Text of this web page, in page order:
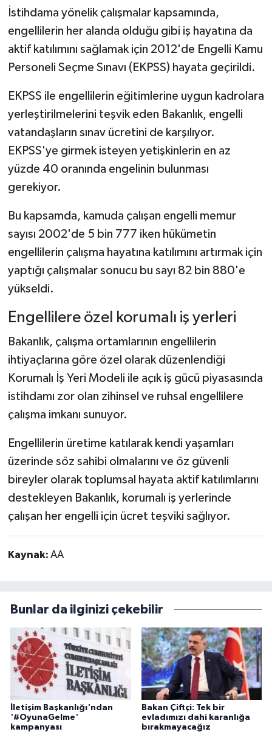
İstihdama yönelik çalışmalar kapsamında,
engellilerin her alanda olduğu gibi iş hayatına da
aktif katılımını sağlamak için 2012'de Engelli Kamu
Personeli Seçme Sınavı (EKPSS) hayata geçirildi.
EKPSS ile engellilerin eğitimlerine uygun kadrolara
yerleştirilmelerini teşvik eden Bakanlık, engelli
vatandaşların sınav ücretini de karşılıyor.
EKPSS'ye girmek isteyen yetişkinlerin en az
yüzde 40 oranında engelinin bulunması
gerekiyor.
Bu kapsamda, kamuda çalışan engelli memur
sayısı 2002'de 5 bin 777 iken hükümetin
engellilerin çalışma hayatına katılımını artırmak için
yaptığı çalışmalar sonucu bu sayı 82 bin 880'e
yükseldi.
⁠Engellilere özel korumalı iş yerleri
Bakanlık, çalışma ortamlarının engellilerin
ihtiyaçlarına göre özel olarak düzenlendiği
Korumalı İş Yeri Modeli ile açık iş gücü piyasasında
istihdamı zor olan zihinsel ve ruhsal engellilere
çalışma imkanı sunuyor.
Engellilerin üretime katılarak kendi yaşamları
üzerinde söz sahibi olmalarını ve öz güvenli
bireyler olarak toplumsal hayata aktif katılımlarını
destekleyen Bakanlık, korumalı iş yerlerinde
çalışan her engelli için ücret teşviki sağlıyor.
Kaynak: AA
Bunlar da ilginizi çekebilir
İletişim Başkanlığı'ndan
'#OyunaGelme'
kampanyası
Bakan Çiftçi: Tek bir
evladımızı dahi karanlığa
bırakmayacağız